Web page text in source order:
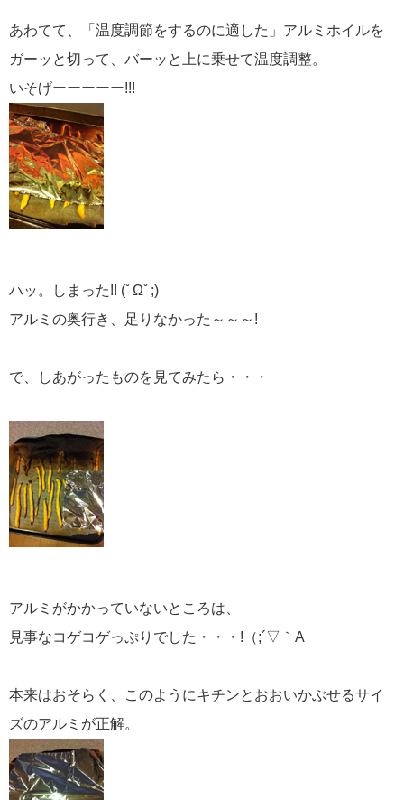
あわてて、「温度調節をするのに適した」アルミホイルを
ガーッと切って、バーッと上に乗せて温度調整。
いそげーーーーー!!!
ハッ。しまった!! (ﾟΩﾟ;)
アルミの奥行き、足りなかった～～～!
で、しあがったものを見てみたら・・・
アルミがかかっていないところは、
見事なコゲコゲっぷりでした・・・!（;´▽｀A
本来はおそらく、このようにキチンとおおいかぶせるサイ
ズのアルミが正解。